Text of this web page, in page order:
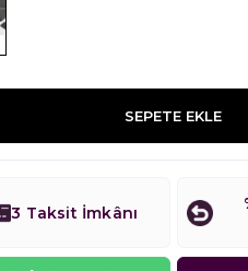
SEPETE EKLE
3 Taksit İmkânı